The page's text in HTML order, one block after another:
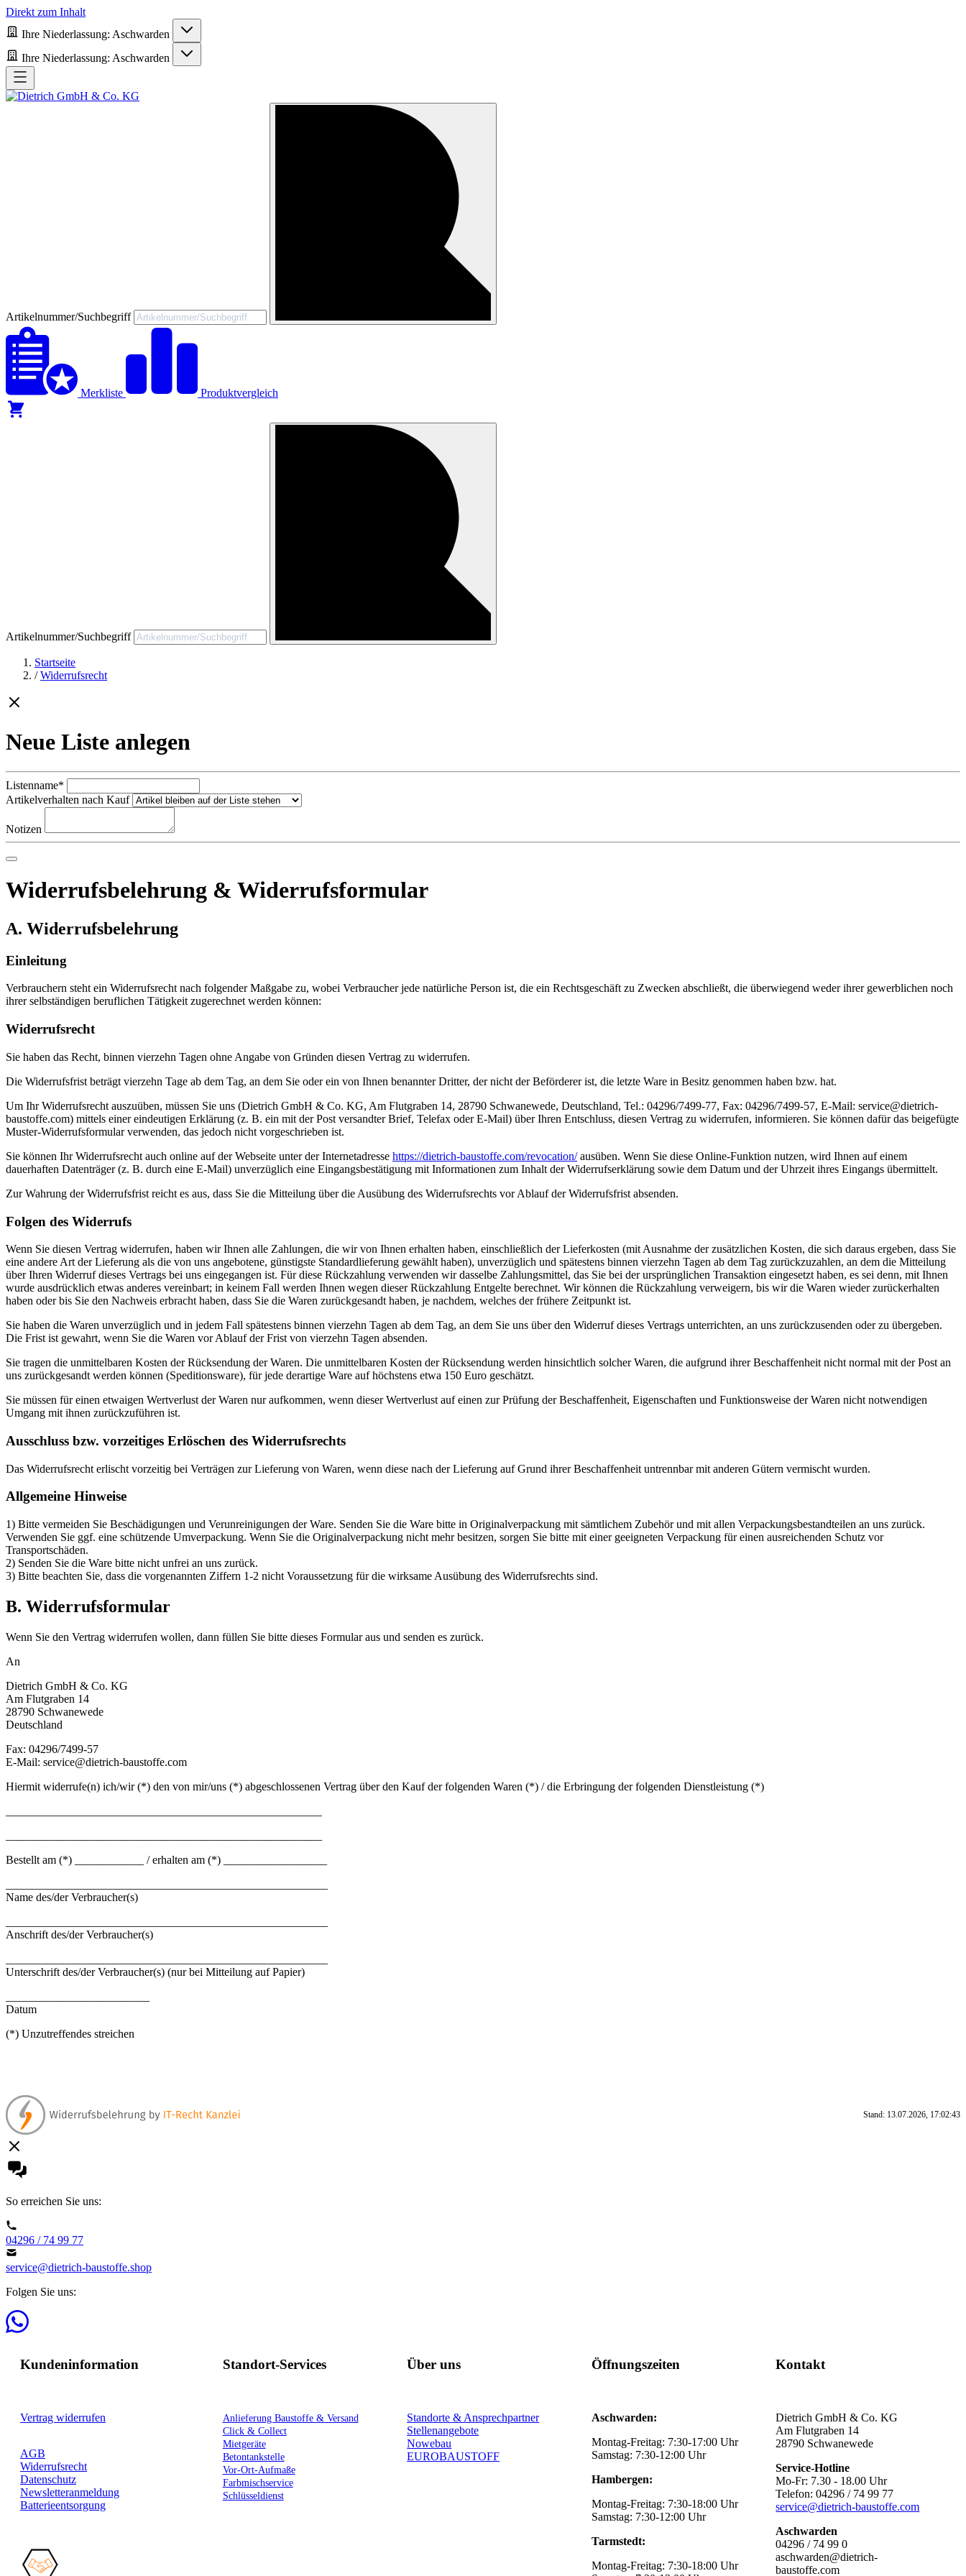
Direkt zum Inhalt
Ihre Niederlassung: Aschwarden
Ihre Niederlassung: Aschwarden
Artikelnummer/Suchbegriff
Merkliste Produktvergleich
Artikelnummer/Suchbegriff
Startseite
/ Widerrufsrecht
Neue Liste anlegen
Listenname*
Artikelverhalten nach Kauf
Notizen
Widerrufsbelehrung & Widerrufsformular
A. Widerrufsbelehrung
Einleitung
Verbrauchern steht ein Widerrufsrecht nach folgender Maßgabe zu, wobei Verbraucher jede natürliche Person ist, die ein Rechtsgeschäft zu Zwecken abschließt, die überwiegend weder ihrer gewerblichen noch
ihrer selbständigen beruflichen Tätigkeit zugerechnet werden können:
Widerrufsrecht
Sie haben das Recht, binnen vierzehn Tagen ohne Angabe von Gründen diesen Vertrag zu widerrufen.
Die Widerrufsfrist beträgt vierzehn Tage ab dem Tag, an dem Sie oder ein von Ihnen benannter Dritter, der nicht der Beförderer ist, die letzte Ware in Besitz genommen haben bzw. hat.
Um Ihr Widerrufsrecht auszuüben, müssen Sie uns (Dietrich GmbH & Co. KG, Am Flutgraben 14, 28790 Schwanewede, Deutschland, Tel.: 04296/7499-77, Fax: 04296/7499-57, E-Mail: service@dietrich-
baustoffe.com) mittels einer eindeutigen Erklärung (z. B. ein mit der Post versandter Brief, Telefax oder E-Mail) über Ihren Entschluss, diesen Vertrag zu widerrufen, informieren. Sie können dafür das beigefügte
Muster-Widerrufsformular verwenden, das jedoch nicht vorgeschrieben ist.
Sie können Ihr Widerrufsrecht auch online auf der Webseite unter der Internetadresse https://dietrich-baustoffe.com/revocation/ausüben. Wenn Sie diese Online-Funktion nutzen, wird Ihnen auf einem
dauerhaften Datenträger (z. B. durch eine E-Mail) unverzüglich eine Eingangsbestätigung mit Informationen zum Inhalt der Widerrufserklärung sowie dem Datum und der Uhrzeit ihres Eingangs übermittelt.
Zur Wahrung der Widerrufsfrist reicht es aus, dass Sie die Mitteilung über die Ausübung des Widerrufsrechts vor Ablauf der Widerrufsfrist absenden.
Folgen des Widerrufs
Wenn Sie diesen Vertrag widerrufen, haben wir Ihnen alle Zahlungen, die wir von Ihnen erhalten haben, einschließlich der Lieferkosten (mit Ausnahme der zusätzlichen Kosten, die sich daraus ergeben, dass Sie
eine andere Art der Lieferung als die von uns angebotene, günstigste Standardlieferung gewählt haben), unverzüglich und spätestens binnen vierzehn Tagen ab dem Tag zurückzuzahlen, an dem die Mitteilung
über Ihren Widerruf dieses Vertrags bei uns eingegangen ist. Für diese Rückzahlung verwenden wir dasselbe Zahlungsmittel, das Sie bei der ursprünglichen Transaktion eingesetzt haben, es sei denn, mit Ihnen
wurde ausdrücklich etwas anderes vereinbart; in keinem Fall werden Ihnen wegen dieser Rückzahlung Entgelte berechnet. Wir können die Rückzahlung verweigern, bis wir die Waren wieder zurückerhalten
haben oder bis Sie den Nachweis erbracht haben, dass Sie die Waren zurückgesandt haben, je nachdem, welches der frühere Zeitpunkt ist.
Sie haben die Waren unverzüglich und in jedem Fall spätestens binnen vierzehn Tagen ab dem Tag, an dem Sie uns über den Widerruf dieses Vertrags unterrichten, an uns zurückzusenden oder zu übergeben.
Die Frist ist gewahrt, wenn Sie die Waren vor Ablauf der Frist von vierzehn Tagen absenden.
Sie tragen die unmittelbaren Kosten der Rücksendung der Waren. Die unmittelbaren Kosten der Rücksendung werden hinsichtlich solcher Waren, die aufgrund ihrer Beschaffenheit nicht normal mit der Post an
uns zurückgesandt werden können (Speditionsware), für jede derartige Ware auf höchstens etwa 150 Euro geschätzt.
Sie müssen für einen etwaigen Wertverlust der Waren nur aufkommen, wenn dieser Wertverlust auf einen zur Prüfung der Beschaffenheit, Eigenschaften und Funktionsweise der Waren nicht notwendigen
Umgang mit ihnen zurückzuführen ist.
Ausschluss bzw. vorzeitiges Erlöschen des Widerrufsrechts
Das Widerrufsrecht erlischt vorzeitig bei Verträgen zur Lieferung von Waren, wenn diese nach der Lieferung auf Grund ihrer Beschaffenheit untrennbar mit anderen Gütern vermischt wurden.
Allgemeine Hinweise
1) Bitte vermeiden Sie Beschädigungen und Verunreinigungen der Ware. Senden Sie die Ware bitte in Originalverpackung mit sämtlichem Zubehör und mit allen Verpackungsbestandteilen an uns zurück.
Verwenden Sie ggf. eine schützende Umverpackung. Wenn Sie die Originalverpackung nicht mehr besitzen, sorgen Sie bitte mit einer geeigneten Verpackung für einen ausreichenden Schutz vor
Transportschäden.
2) Senden Sie die Ware bitte nicht unfrei an uns zurück.
3) Bitte beachten Sie, dass die vorgenannten Ziffern 1-2 nicht Voraussetzung für die wirksame Ausübung des Widerrufsrechts sind.
B. Widerrufsformular
Wenn Sie den Vertrag widerrufen wollen, dann füllen Sie bitte dieses Formular aus und senden es zurück.
An
Dietrich GmbH & Co. KG
Am Flutgraben 14
28790 Schwanewede
Deutschland
Fax: 04296/7499-57
E-Mail: service@dietrich-baustoffe.com
Hiermit widerrufe(n) ich/wir (*) den von mir/uns (*) abgeschlossenen Vertrag über den Kauf der folgenden Waren (*) / die Erbringung der folgenden Dienstleistung (*)
Bestellt am (*) ____________ / erhalten am (*) __________________
Name des/der Verbraucher(s)
Anschrift des/der Verbraucher(s)
Unterschrift des/der Verbraucher(s) (nur bei Mitteilung auf Papier)
Datum
(*) Unzutreffendes streichen
Stand: 13.07.2026, 17:02:43
So erreichen Sie uns:
04296 / 74 99 77
service@dietrich-baustoffe.shop
Folgen Sie uns:
Kundeninformation
Vertrag widerrufen
AGB
Widerrufsrecht
Datenschutz
Newsletteranmeldung
Batterieentsorgung
Standort-Services
Anlieferung Baustoffe & Versand
Click & Collect
Mietgeräte
Betontankstelle
Vor-Ort-Aufmaße
Farbmischservice
Schlüsseldienst
Über uns
Standorte & Ansprechpartner
Stellenangebote
Nowebau
EUROBAUSTOFF
Öffnungszeiten
Aschwarden:
Montag-Freitag: 7:30-17:00 Uhr
Samstag: 7:30-12:00 Uhr
Hambergen:
Montag-Freitag: 7:30-18:00 Uhr
Samstag: 7:30-12:00 Uhr
Tarmstedt:
Montag-Freitag: 7:30-18:00 Uhr
Kontakt
Dietrich GmbH & Co. KG
Am Flutgraben 14
28790 Schwanewede
Service-Hotline
Mo-Fr: 7.30 - 18.00 Uhr
Telefon: 04296 / 74 99 77
service@dietrich-baustoffe.com
Aschwarden
04296 / 74 99 0
aschwarden@dietrich-
baustoffe.com